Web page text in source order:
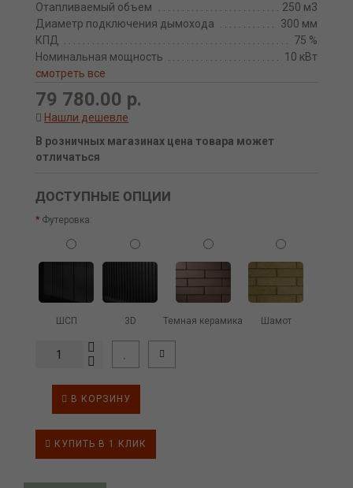
Отапливаемый объем
250 м3
Диаметр подключения дымохода
300 мм
КПД
75 %
Номинальная мощность
10 кВт
смотреть все
79 780.00 р.
Нашли дешевле
В розничных магазинах цена товара может
отличаться
ДОСТУПНЫЕ ОПЦИИ
Футеровка:
ШСП 3D Темная керамика Шамот
В КОРЗИНУ
КУПИТЬ В 1 КЛИК